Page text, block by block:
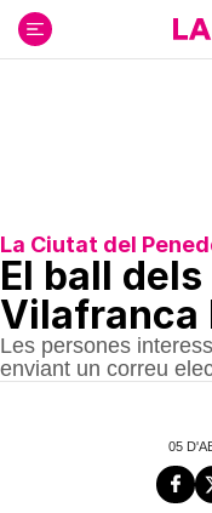
contenido
La Ciutat del
El ball
Vilafranca
Les persones
enviant un correu
05